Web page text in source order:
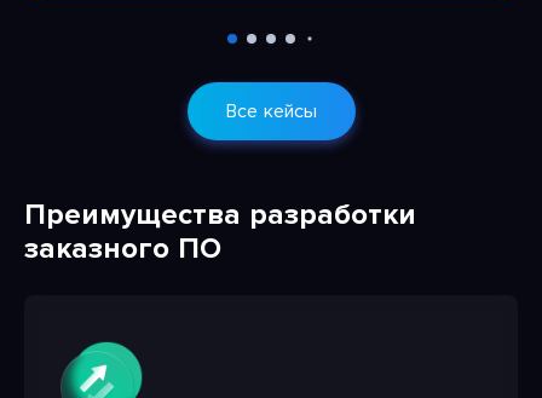
Все кейсы
Преимущества разработки
заказного ПО